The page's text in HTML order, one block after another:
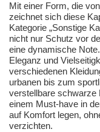
Mit einer Form, die
zeichnet sich diese
Kategorie „Sonstige
nicht nur Schutz vor
eine dynamische
Eleganz und
verschiedenen
urbanen bis zum
verstellbare schwarze
einem Must-have in
auf Komfort legen,
verzichten.